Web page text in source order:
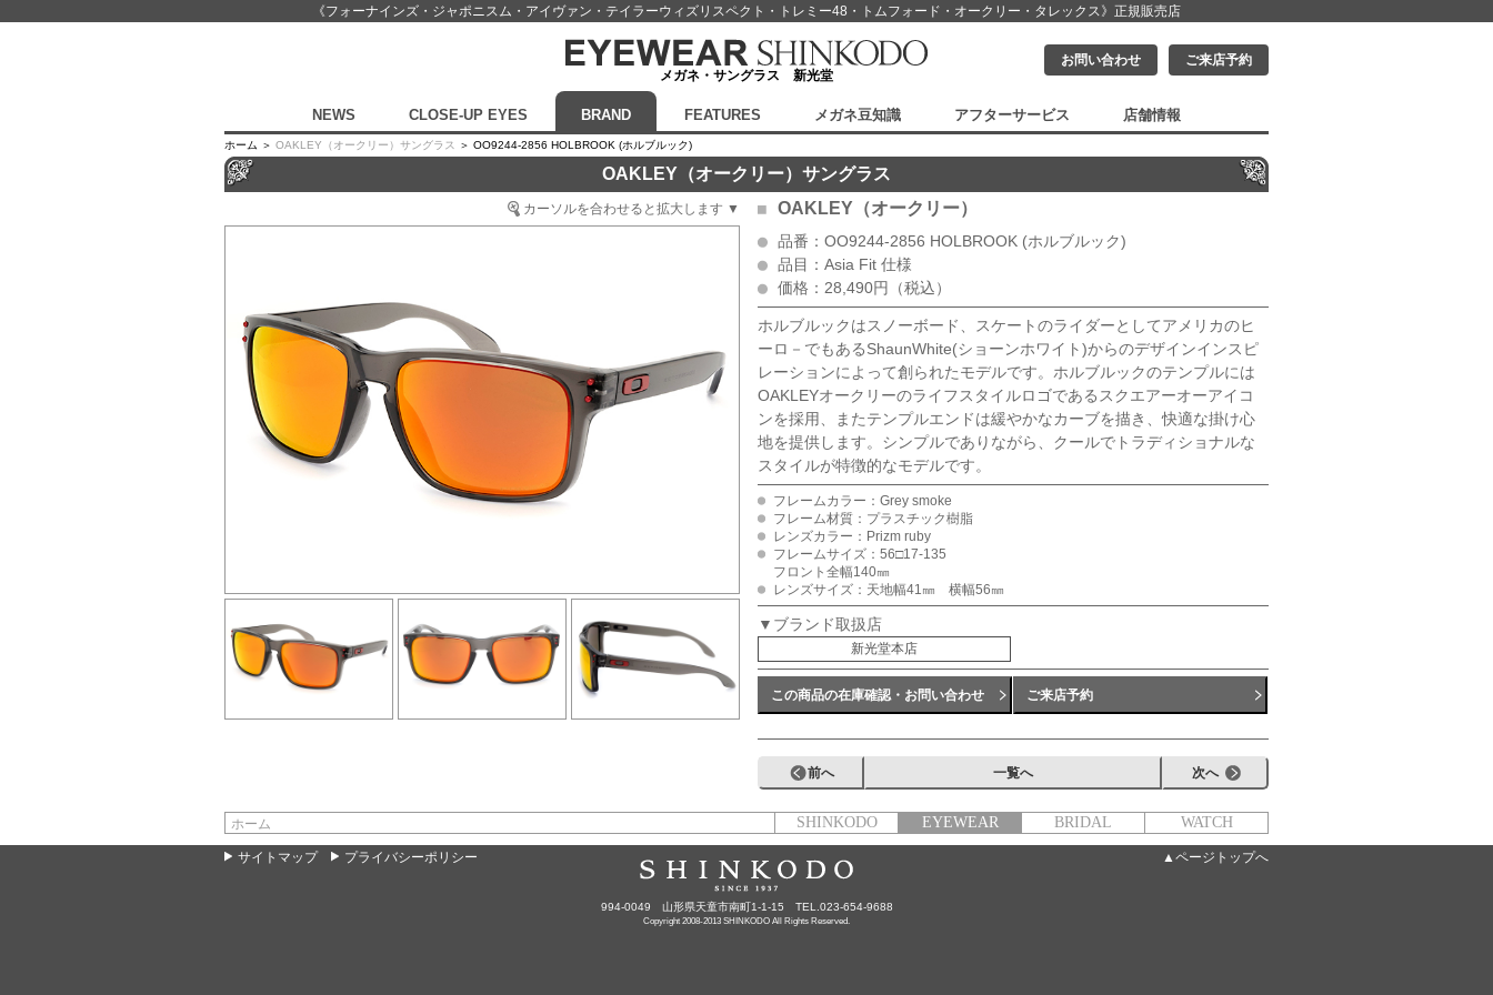
《フォーナインズ・ジャポニスム・アイヴァン・テイラーウィズリスペクト・ トレミー48・トムフォード・オークリー・タレックス》 正規販売店
メガネ・サングラス 新光堂
ご来店予約
お問い合わせ
NEWS CLOSE-UP EYES BRAND FEATURES メガネ豆知識 アフターサービス 店舗情報
ホーム ＞ OAKLEY（オークリー）サングラス ＞ OO9244-2856 HOLBROOK (ホルブルック)
OAKLEY（オークリー）サングラス
カーソルを合わせると拡大します ▼ OAKLEY（オークリー）
品番：OO9244-2856 HOLBROOK (ホルブルック)
品目：Asia Fit 仕様
価格：28,490円（税込）
ホルブルックはスノーボード、スケートのライダーとしてアメリカのヒ
ーロ－でもあるShaunWhite(ショーンホワイト)からのデザインインスピ
レーションによって創られたモデルです。ホルブルックのテンプルには
OAKLEYオークリーのライフスタイルロゴであるスクエアーオーアイコ
ンを採用、またテンプルエンドは緩やかなカーブを描き、快適な掛け心
地を提供します。シンプルでありながら、クールでトラディショナルな
スタイルが特徴的なモデルです。
フレームカラー：Grey smoke
フレーム材質：プラスチック樹脂
レンズカラー：Prizm ruby
フレームサイズ：56□17-135
フロント全幅140㎜
レンズサイズ：天地幅41㎜ 横幅56㎜
▼ブランド取扱店
新光堂本店
この商品の在庫確認・お問い合わせ ご来店予約
前へ 一覧へ 次へ
SHINKODO EYEWEAR BRIDAL WATCH
ホーム
▲ページトップへ
サイトマップ プライバシーポリシー
994-0049 山形県天童市南町1-1-15 TEL.023-654-9688
Copyright 2008-2013 SHINKODO All Rights Reserved.